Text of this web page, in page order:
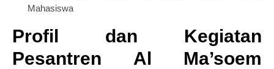
Mahasiswa
Profil dan Kegiatan
Pesantren Al Ma’soem